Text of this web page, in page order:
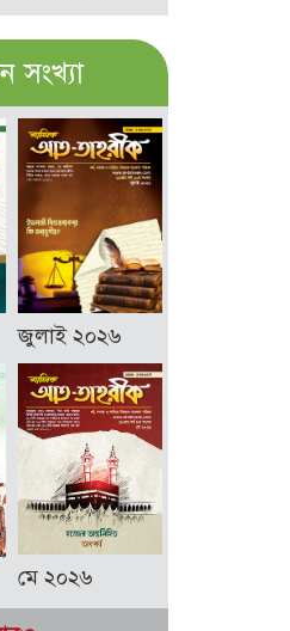
সংখ্যা
জুলাই ২০২৬
মে ২০২৬